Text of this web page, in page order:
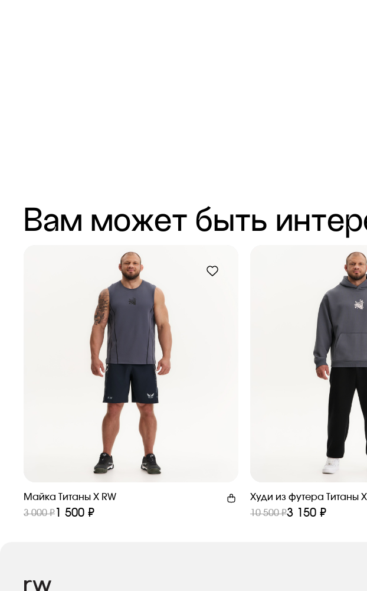
Вам может быть
Майка Титаны X RW
3 000 ₽
1 500 ₽
Худи из футера Титаны X
10 500 ₽3 150 ₽